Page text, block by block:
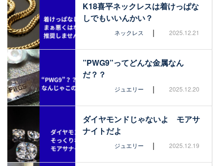
K18喜平ネックレスは着けっぱな
しでもいいんかい？
ネックレス | 2025.12.21
”PWG9”ってどんな金属なん
だ？？
ジュエリー | 2025.12.20
ダイヤモンドじゃないよ モアサ
ナイトだよ
ジュエリー | 2025.12.19